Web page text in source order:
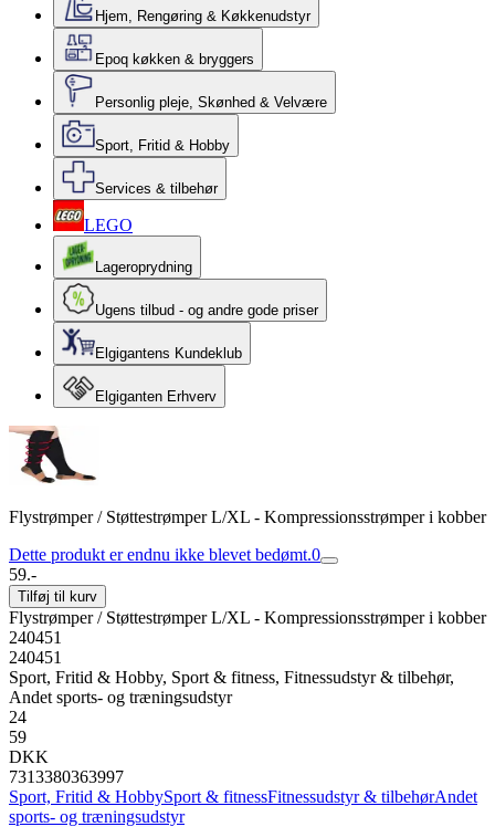
Hjem, Rengøring & Køkkenudstyr
Epoq køkken & bryggers
Personlig pleje, Skønhed & Velvære
Sport, Fritid & Hobby
Services & tilbehør
LEGO
Lageroprydning
Ugens tilbud - og andre gode priser
Elgigantens Kundeklub
Elgiganten Erhverv
Flystrømper / Støttestrømper L/XL - Kompressionsstrømper i kobber
Dette produkt er endnu ikke blevet bedømt.0
59.-
Tilføj til kurv
Flystrømper / Støttestrømper L/XL - Kompressionsstrømper i kobber
240451
240451
Sport, Fritid & Hobby, Sport & fitness, Fitnessudstyr & tilbehør,
Andet sports- og træningsudstyr
24
59
DKK
7313380363997
Sport, Fritid & HobbySport & fitnessFitnessudstyr & tilbehørAndet
sports- og træningsudstyr